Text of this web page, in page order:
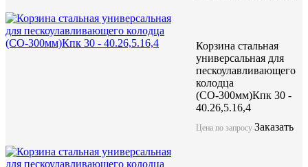
Корзина стальная
универсальная для
пескоулавливающего
колодца
(СО-300мм)Кпк 30 -
40.26,5.16,4
Цена по запросу Заказать